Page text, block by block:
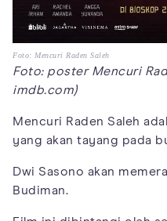
Foto: Mencuri Raden Saleh
Foto: poster Mencuri
imdb.com)
Mencuri Raden Saleh
yang akan tayang pada
Dwi Sasono akan
Budiman.